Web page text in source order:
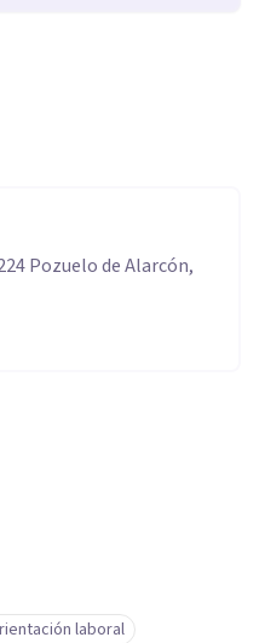
Pozuelo de Alarcón,
laboral